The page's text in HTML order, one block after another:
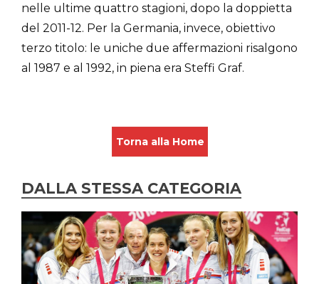
nelle ultime quattro stagioni, dopo la doppietta
del 2011-12. Per la Germania, invece, obiettivo
terzo titolo: le uniche due affermazioni risalgono
al 1987 e al 1992, in piena era Steffi Graf.
Torna alla Home
DALLA STESSA CATEGORIA